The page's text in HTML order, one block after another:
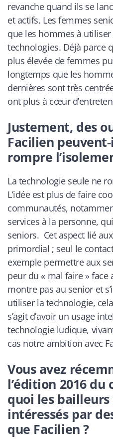
revanche quand ils se
et actifs. Les femmes
que les hommes à
technologies. Déjà parce
plus élevée de femmes
longtemps que les
dernières sont très
ont plus à cœur
Justement, des
Facilien
rompre
La technologie seule ne
L’idée est plus de faire
communautés,
services à la personne,
seniors. Cet aspect lié
primordial ; seul le
exemple permettre aux
peur du « mal faire » face
montre pas au senior et
utiliser la technologie,
s’agit d’avoir un usage
technologie ludique,
cas notre ambition avec
Vous avez
l’édition 2016 du
quoi les
intéressés par
que Facilien ?